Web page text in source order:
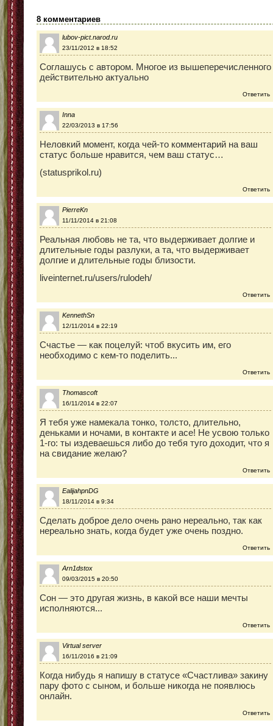
8 комментариев
lubov-pict.narod.ru
23/11/2012 в 18:52
Соглашусь с автором. Многое из вышеперечисленного
действительно актуально
Ответить
Inna
22/03/2013 в 17:56
Неловкий момент, когда чей-то комментарий на ваш
статус больше нравится, чем ваш статус…
(statusprikol.ru)
Ответить
PierreKn
11/11/2014 в 21:08
Реальная любовь не та, что выдерживает долгие и
длительные годы разлуки, а та, что выдерживает
долгие и длительные годы близости.
liveinternet.ru/users/rulodeh/
Ответить
KennethSn
12/11/2014 в 22:19
Счастье — как поцелуй: чтоб вкусить им, его
необходимо с кем-то поделить...
Ответить
Thomascoft
16/11/2014 в 22:07
Я тебя уже намекала тонко, толсто, длительно,
деньками и ночами, в контакте и асе! Не усвою только
1-го: ты издеваешься либо до тебя туго доходит, что я
на свидание желаю?
Ответить
EalijahpnDG
18/11/2014 в 9:34
Сделать доброе дело очень рано нереально, так как
нереально знать, когда будет уже очень поздно.
Ответить
Arn1dstox
09/03/2015 в 20:50
Сон — это другая жизнь, в какой все наши мечты
исполняются...
Ответить
Virtual server
16/11/2016 в 21:09
Когда нибудь я напишу в статусе «Счастлива» закину
пару фото с сыном, и больше никогда не появлюсь
онлайн.
Ответить